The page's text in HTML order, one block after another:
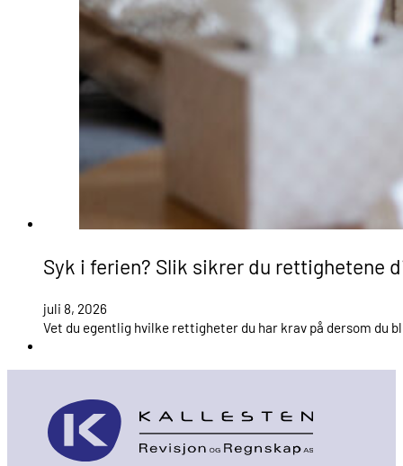
Syk i ferien? Slik sikrer du rettighetene
juli 8, 2026
Vet du egentlig hvilke rettigheter du har krav på dersom du